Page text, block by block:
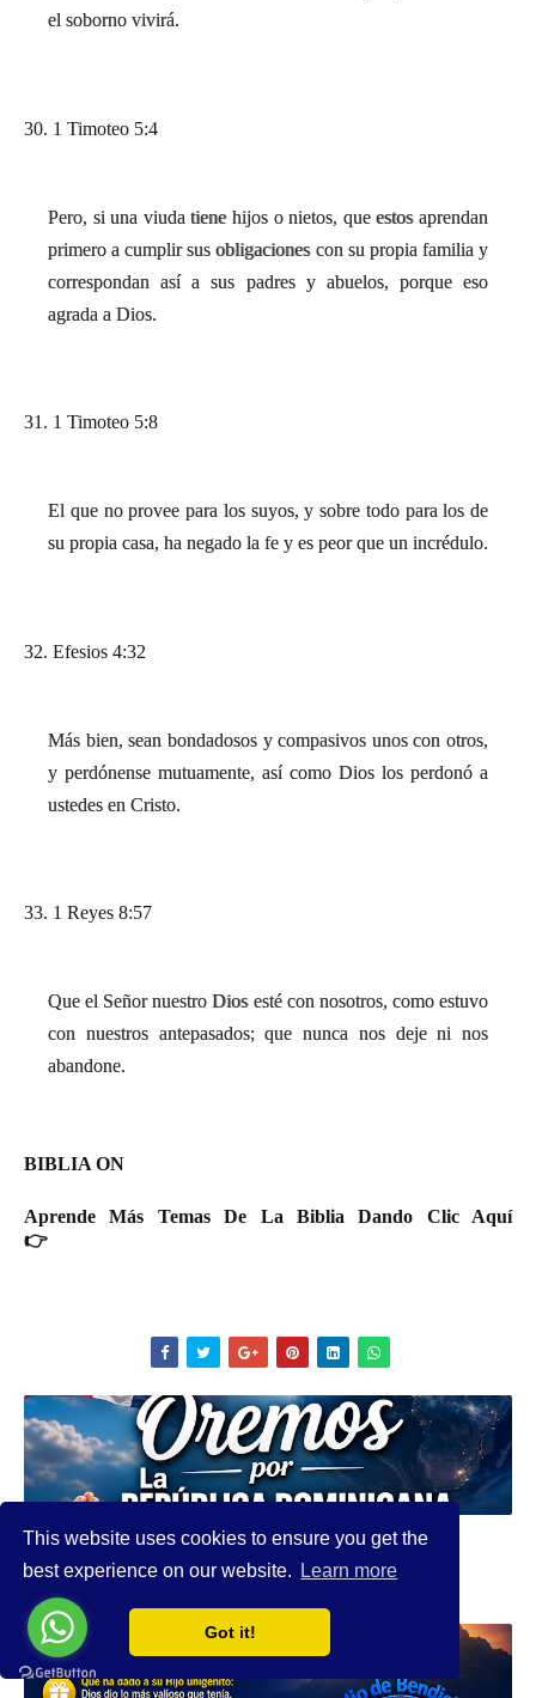
This website uses cookies to ensure you get the
best experience on our website.
Learn more
Got it!
el soborno vivirá.
30. 1 Timoteo 5:4
Pero, si una viuda tiene hijos o nietos, que estos aprendan
primero a cumplir sus obligaciones con su propia familia y
correspondan así a sus padres y abuelos, porque eso
agrada a Dios.
31. 1 Timoteo 5:8
El que no provee para los suyos, y sobre todo para los de
su propia casa, ha negado la fe y es peor que un incrédulo.
32. Efesios 4:32
Más bien, sean bondadosos y compasivos unos con otros,
y perdónense mutuamente, así como Dios los perdonó a
ustedes en Cristo.
33. 1 Reyes 8:57
Que el Señor nuestro Dios esté con nosotros, como estuvo
con nuestros antepasados; que nunca nos deje ni nos
abandone.
BIBLIA ON
Aprende Más Temas De La Biblia Dando Clic Aquí
👉
Oremos por La REPÚBLICA DOMINICANA y EL MUNDO